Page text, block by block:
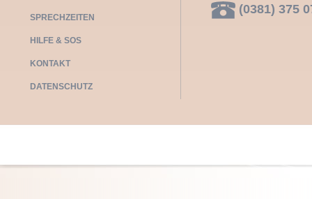
SPRECHZEITEN
HILFE & SOS
KONTAKT
DATENSCHUTZ
(0381) 375